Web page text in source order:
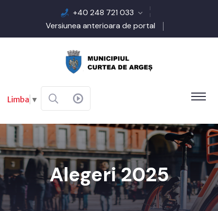
+40 248 721 033
Versiunea anterioara de portal
Limba ▼
Alegeri 2025